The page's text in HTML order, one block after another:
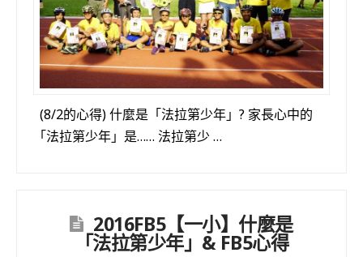
(8/2的心得) 什麼是「法拉第少年」? 家長心中的
「法拉第少年」是…… 法拉第少 …
2016FB5【一小】什麼是
「法拉第少年」& FB5心得